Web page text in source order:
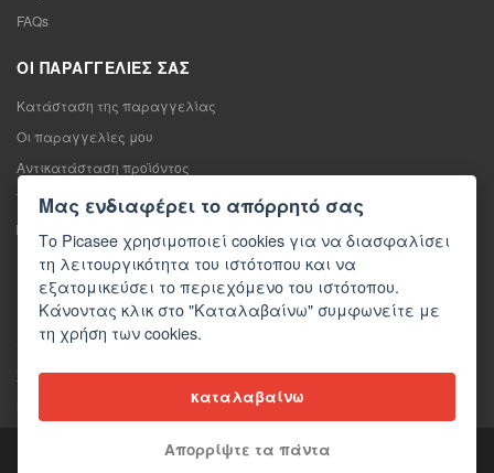
FAQs
ΟΙ ΠΑΡΑΓΓΕΛΊΕΣ ΣΑΣ
Κατάσταση της παραγγελίας
Οι παραγγελίες μου
Αντικατάσταση προϊόντος
Υπαναχώρηση από τη σύμβαση πώλησης
Παράπονο
ΕΠΙΚΟΙΝΩΝΊΑ
Επικοινωνία
Φόρμα επικοινωνίας
Χονδρική πώληση
Μέσα ενημέρωσης σχετικά με εμάς
Copyright © 2026 Picasee
Μας ενδιαφέρει το απόρρητό σας
Το Picasee χρησιμοποιεί cookies για να διασφαλίσει
τη λειτουργικότητα του ιστότοπου και να
εξατομικεύσει το περιεχόμενο του ιστότοπου.
Κάνοντας κλικ στο "Καταλαβαίνω" συμφωνείτε με
τη χρήση των cookies.
καταλαβαίνω
Απορρίψτε τα πάντα